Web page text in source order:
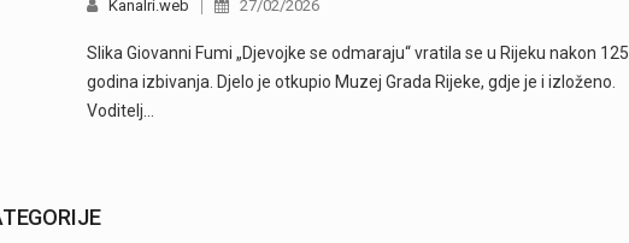
Kanalri.web 27/02/2026
Slika Giovanni Fumi „Djevojke se odmaraju“ vratila se u Rijeku nakon 125
godina izbivanja. Djelo je otkupio Muzej Grada Rijeke, gdje je i izloženo.
Voditelj…